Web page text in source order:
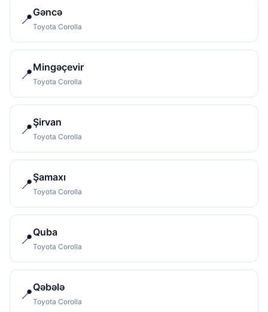
📍Gəncə
Toyota Corolla
📍Mingəçevir
Toyota Corolla
📍Şirvan
Toyota Corolla
📍Şamaxı
Toyota Corolla
📍Quba
Toyota Corolla
📍Qəbələ
Toyota Corolla